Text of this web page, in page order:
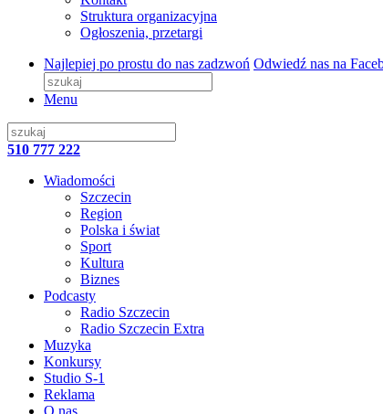
Struktura organizacyjna
Ogłoszenia, przetargi
Najlepiej po prostu do nas zadzwoń Odwiedź nas na
Menu
510 777 222
Wiadomości
Szczecin
Region
Polska i świat
Sport
Kultura
Biznes
Podcasty
Radio Szczecin
Radio Szczecin Extra
Muzyka
Konkursy
Studio S-1
Reklama